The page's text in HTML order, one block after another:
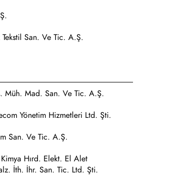
Tekstil San. Ve Tic. A.Ş.
Müh. Mad. San. Ve Tic. A.Ş.
Yönetim Hizmetleri Ltd. Şti.
San. Ve Tic. A.Ş.
Hırd. Elekt. El Alet
İth. İhr. San. Tic. Ltd. Şti.